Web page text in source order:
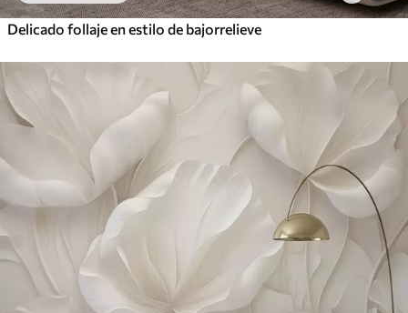
Delicado follaje en estilo de bajorrelieve